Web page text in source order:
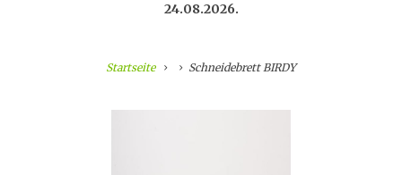
24.08.2026.
Startseite Schneidebrett BIRDY